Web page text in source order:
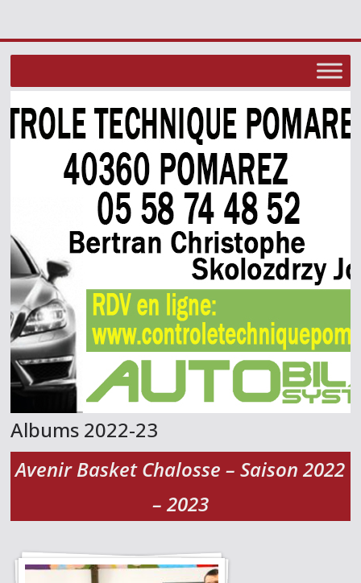
Albums 2022-23
Avenir Basket Chalosse – Saison 2022
– 2023